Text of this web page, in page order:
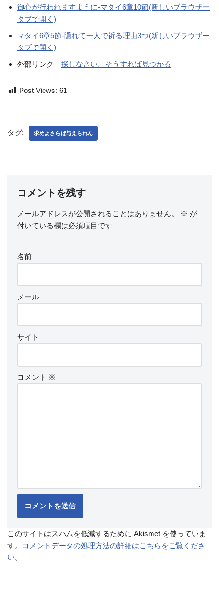
御心が行われますように-マタイ6章10節(新しいブラウザー
タブで開く)
マタイ6章5節-隠れて一人で祈る理由3つ(新しいブラウザー
タブで開く)
外部リンク 探しなさい。そうすれば見つかる
Post Views: 61
タグ: 求めよさらば与えられん
コメントを残す
メールアドレスが公開されることはありません。 ※ が
付いている欄は必須項目です
名前
メール
サイト
コメント ※
このサイトはスパムを低減するために Akismet を使っていま
す。
コメントデータの処理方法の詳細はこちらをご覧くださ
い。